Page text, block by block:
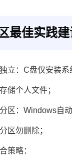
最佳实践建
立：C盘仅安装系
储个人文件；
区：Windows自
区勿删除；
策略：